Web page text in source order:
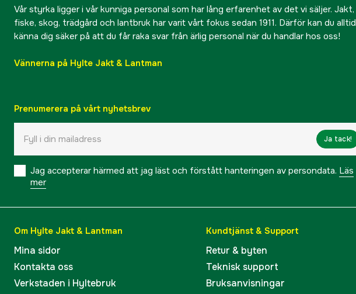
Vår styrka ligger i vår kunniga personal som har lång erfarenhet av det vi säljer. Jakt,
fiske, skog, trädgård och lantbruk har varit vårt fokus sedan 1911. Därför kan du alltid
känna dig säker på att du får raka svar från ärlig personal när du handlar hos oss!
Vännerna på Hylte Jakt & Lantman
Prenumerera på vårt nyhetsbrev
Ja tack!
Jag accepterar härmed att jag läst och förstått hanteringen av persondata. Läs
mer
Om Hylte Jakt & Lantman
Mina sidor
Kontakta oss
Verkstaden i Hyltebruk
Kundtjänst & Support
Retur & byten
Teknisk support
Bruksanvisningar